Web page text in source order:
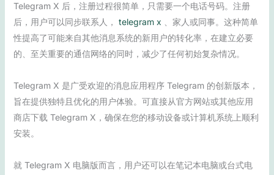
Telegram X 后，注册过程很简单，只需要一个电话号码。注册
后，用户可以同步联系人， telegram x 、家人或同事。这种简单
性提高了可能来自其他消息系统的新用户的转化率，在建立必要
的、至关重要的通信网络的同时，减少了任何初始复杂情况。
Telegram X 是广受欢迎的消息应用程序 Telegram 的创新版本，
旨在提供独特且优化的用户体验。可直接从官方网站或其他应用
商店下载 Telegram X，确保在您的移动设备或计算机系统上顺利
安装。
就 Telegram X 电脑版而言，用户还可以在笔记本电脑或台式电